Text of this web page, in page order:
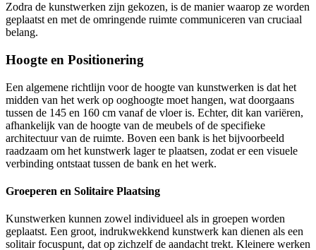
Zodra de kunstwerken zijn gekozen, is de manier waarop ze worden
geplaatst en met de omringende ruimte communiceren van cruciaal
belang.
Hoogte en Positionering
Een algemene richtlijn voor de hoogte van kunstwerken is dat het
midden van het werk op ooghoogte moet hangen, wat doorgaans
tussen de 145 en 160 cm vanaf de vloer is. Echter, dit kan variëren,
afhankelijk van de hoogte van de meubels of de specifieke
architectuur van de ruimte. Boven een bank is het bijvoorbeeld
raadzaam om het kunstwerk lager te plaatsen, zodat er een visuele
verbinding ontstaat tussen de bank en het werk.
Groeperen en Solitaire Plaatsing
Kunstwerken kunnen zowel individueel als in groepen worden
geplaatst. Een groot, indrukwekkend kunstwerk kan dienen als een
solitair focuspunt, dat op zichzelf de aandacht trekt. Kleinere werken